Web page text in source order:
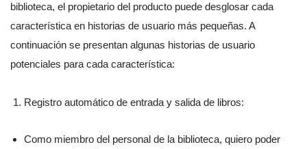
biblioteca, el propietario del producto puede desglosar cada
característica en historias de usuario más pequeñas. A
continuación se presentan algunas historias de usuario
potenciales para cada característica:
Registro automático de entrada y salida de libros:
Como miembro del personal de la biblioteca, quiero poder